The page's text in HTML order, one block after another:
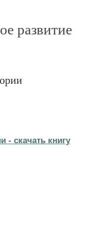
развитие
- cкачать книгу